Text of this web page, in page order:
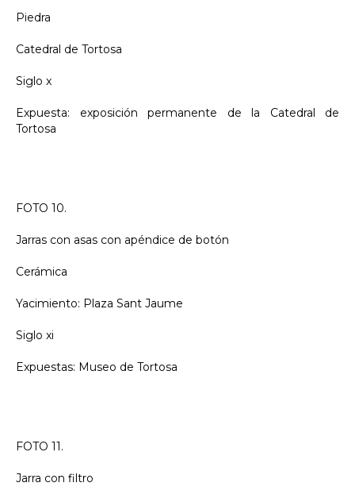
Piedra
Catedral de Tortosa
Siglo x
Expuesta: exposición permanente de la Catedral de
Tortosa
FOTO 10.
Jarras con asas con apéndice de botón
Cerámica
Yacimiento: Plaza Sant Jaume
Siglo xi
Expuestas: Museo de Tortosa
FOTO 11.
Jarra con filtro